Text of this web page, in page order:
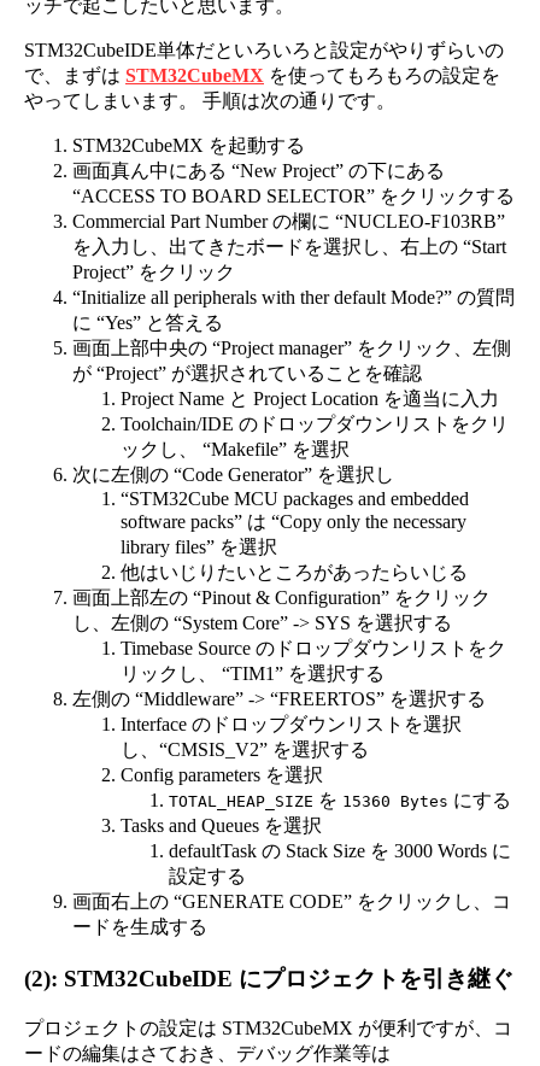
ッチで起こしたいと思います。
STM32CubeIDE単体だといろいろと設定がやりずらいの
で、まずは STM32CubeMX を使ってもろもろの設定を
やってしまいます。 手順は次の通りです。
STM32CubeMX を起動する
画面真ん中にある “New Project” の下にある
“ACCESS TO BOARD SELECTOR” をクリックする
Commercial Part Number の欄に “NUCLEO-F103RB”
を入力し、出てきたボードを選択し、右上の “Start
Project” をクリック
“Initialize all peripherals with ther default Mode?” の質問
に “Yes” と答える
画面上部中央の “Project manager” をクリック、左側
が “Project” が選択されていることを確認
Project Name と Project Location を適当に入力
Toolchain/IDE のドロップダウンリストをクリ
ックし、 “Makefile” を選択
次に左側の “Code Generator” を選択し
“STM32Cube MCU packages and embedded
software packs” は “Copy only the necessary
library files” を選択
他はいじりたいところがあったらいじる
画面上部左の “Pinout & Configuration” をクリック
し、左側の “System Core” -> SYS を選択する
Timebase Source のドロップダウンリストをク
リックし、 “TIM1” を選択する
左側の “Middleware” -> “FREERTOS” を選択する
Interface のドロップダウンリストを選択
し、“CMSIS_V2” を選択する
Config parameters を選択
TOTAL_HEAP_SIZE を 15360 Bytes にする
Tasks and Queues を選択
defaultTask の Stack Size を 3000 Words に
設定する
画面右上の “GENERATE CODE” をクリックし、コ
ードを生成する
(2): STM32CubeIDE にプロジェクトを引き継ぐ
プロジェクトの設定は STM32CubeMX が便利ですが、コ
ードの編集はさておき、デバッグ作業等は